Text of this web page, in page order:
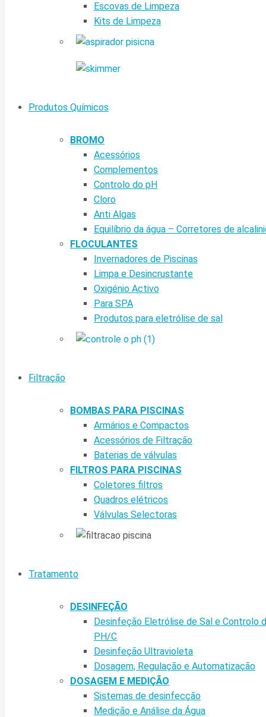
Escovas de Limpeza
Kits de Limpeza
Produtos Químicos
BROMO
Acessórios
Complementos
Controlo do pH
Cloro
Anti Algas
Equilíbrio da água – Corretores de
FLOCULANTES
Invernadores de Piscinas
Limpa e Desincrustante
Oxigénio Activo
Para SPA
Produtos para eletrólise de sal
Filtração
BOMBAS PARA PISCINAS
Armários e Compactos
Acessórios de Filtração
Baterias de válvulas
FILTROS PARA PISCINAS
Coletores filtros
Quadros elétricos
Válvulas Selectoras
Tratamento
DESINFEÇÃO
Desinfeção Eletrólise de Sal e Controlo
PH/C
Desinfeção Ultravioleta
Dosagem, Regulação e Automatização
DOSAGEM E MEDIÇÃO
Sistemas de desinfecção
Medição e Análise da Água